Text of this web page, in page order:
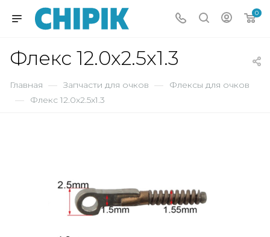
0
Флекс 12.0x2.5x1.3
Главная — Запчасти для очков — Флексы для очков
— Флекс 12.0x2.5x1.3